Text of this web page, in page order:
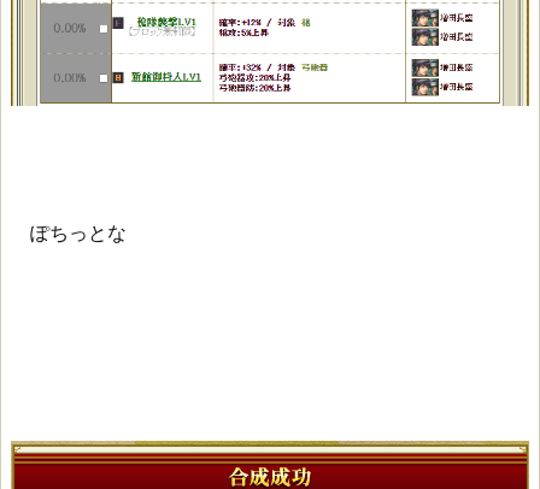
ぽちっとな